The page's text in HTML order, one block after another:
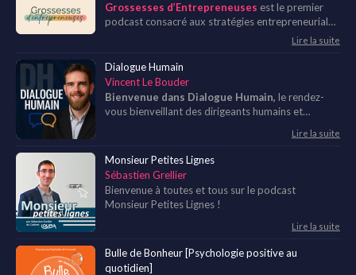
Grossesses d’Entrepreneuses est le premier
podcast consacré aux stratégies entrepreneuriales
Lire la suite
Dialogue Humain
Vincent Le Bouder
Bienvenue dans Dialogue Humain, le rendez-
vous bienveillant des dirigeants humains et
Lire la suite
Monsieur Petites Lignes
Sébastien Grellier
Bienvenue à toutes et tous sur le podcast
Monsieur Petites Lignes !
Lire la suite
Bulle de Bonheur [Psychologie positive au
quotidien]